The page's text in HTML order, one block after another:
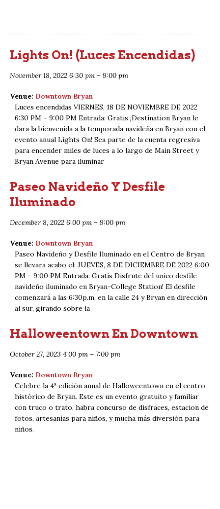
Lights On! (Luces Encendidas)
November 18, 2022 6:30 pm – 9:00 pm
Venue: Downtown Bryan
Luces encendidas VIERNES, 18 DE NOVIEMBRE DE 2022
6:30 PM – 9:00 PM Entrada: Gratis ¡Destination Bryan le
dara la bienvenida a la temporada navideña en Bryan con el
evento anual Lights On! Sea parte de la cuenta regresiva
para encender miles de luces a lo largo de Main Street y
Bryan Avenue para iluminar
Paseo Navideño Y Desfile
Iluminado
December 8, 2022 6:00 pm – 9:00 pm
Venue: Downtown Bryan
Paseo Navideño y Desfile Iluminado en el Centro de Bryan
se llevara acabo el: JUEVES, 8 DE DICIEMBRE DE 2022 6:00
PM – 9:00 PM Entrada: Gratis Disfrute del unico desfile
navideño iluminado en Bryan-College Station! El desfile
comenzará a las 6:30p.m. en la calle 24 y Bryan en dirección
al sur, girando sobre la
Halloweentown En Downtown
October 27, 2023 4:00 pm – 7:00 pm
Venue: Downtown Bryan
Celebre la 4ª edición anual de Halloweentown en el centro
histórico de Bryan. Este es un evento gratuito y familiar
con truco o trato, habra concurso de disfraces, estacion de
fotos, artesanías para niños, y mucha más diversión para
niños.